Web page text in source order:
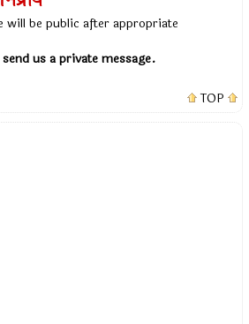
will be public after appropriate
us a private message.
TOP